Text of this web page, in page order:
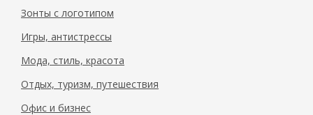
Зонты с логотипом
Игры, антистрессы
Мода, стиль, красота
Отдых, туризм, путешествия
Офис и бизнес